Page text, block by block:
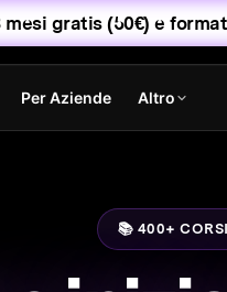
mesi gratis (50€) e
Per Aziende Altro
📚 400+